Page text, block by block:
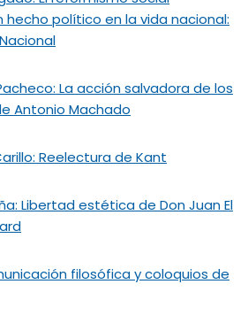
político en la vida nacional:
La acción salvadora de los
Antonio Machado
Reelectura de Kant
Libertad estética de Don Juan El
filosófica y coloquios de